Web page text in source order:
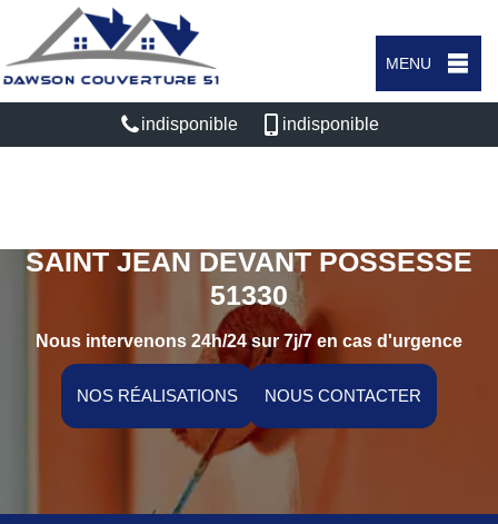
MENU
indisponible indisponible
SAINT JEAN DEVANT POSSESSE
51330
Nous intervenons 24h/24 sur 7j/7 en cas d'urgence
NOS RÉALISATIONS NOUS CONTACTER